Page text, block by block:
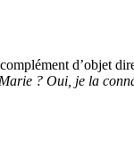
d’objet
? Oui, je la